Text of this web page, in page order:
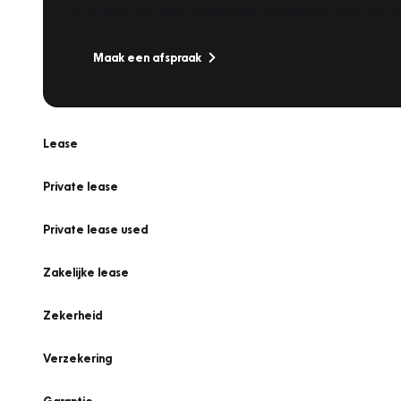
Maak een afspraak
Lease
Private lease
Private lease used
Zakelijke lease
Zekerheid
Verzekering